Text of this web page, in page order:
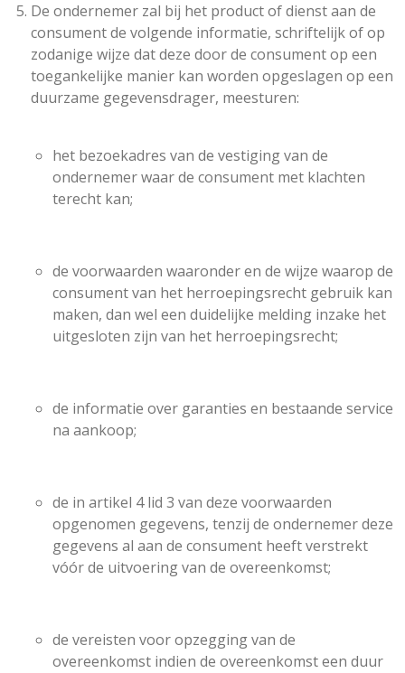
De ondernemer zal bij het product of dienst aan de
consument de volgende informatie, schriftelijk of op
zodanige wijze dat deze door de consument op een
toegankelijke manier kan worden opgeslagen op een
duurzame gegevensdrager, meesturen:
het bezoekadres van de vestiging van de
ondernemer waar de consument met klachten
terecht kan;
de voorwaarden waaronder en de wijze waarop de
consument van het herroepingsrecht gebruik kan
maken, dan wel een duidelijke melding inzake het
uitgesloten zijn van het herroepingsrecht;
de informatie over garanties en bestaande service
na aankoop;
de in artikel 4 lid 3 van deze voorwaarden
opgenomen gegevens, tenzij de ondernemer deze
gegevens al aan de consument heeft verstrekt
vóór de uitvoering van de overeenkomst;
de vereisten voor opzegging van de
overeenkomst indien de overeenkomst een duur